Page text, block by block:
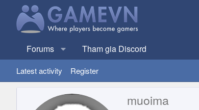
Forums Tham gia Discord
Latest activity Register
muoima